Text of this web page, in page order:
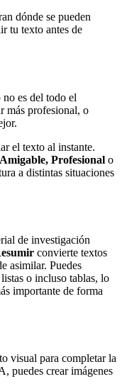
dónde se pueden
tu texto antes de
no es del todo el
más profesional, o
el texto al instante.
Amigable, Profesional o
a distintas situaciones
de investigación
convierte textos
asimilar. Puedes
o incluso tablas, lo
importante de forma
visual para completar la
puedes crear imágenes